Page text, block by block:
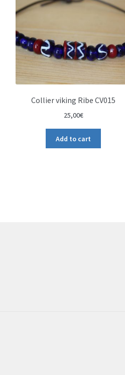
Collier viking Ribe CV015
25,00€
Add to cart